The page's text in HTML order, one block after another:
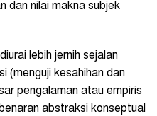
dan nilai makna subjek
lebih jernih sejalan
(menguji kesahihan dan
pengalaman atau empiris
abstraksi konseptual